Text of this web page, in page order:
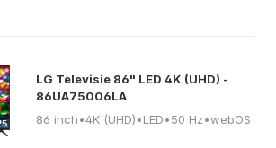
LG Televisie 86" LED 4K (UHD) -
86UA75006LA
86 inch•4K (UHD)•LED•50 Hz•webOS